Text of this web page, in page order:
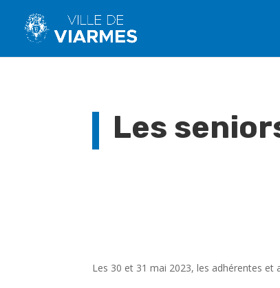
Les
Les 30 et 31 mai 2023, les adhérentes